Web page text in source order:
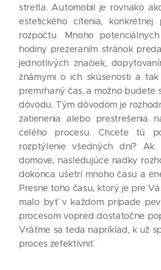
stretla. Automobil je rovnako
estetického cítenia,
rozpočtu. Mnoho
hodiny prezeraním stránok
jednotlivých značiek,
známymi o ich skúsenosti a
premrhaný čas, a možno budete
dôvodu. Tým dôvodom je
zatienenia alebo prestrešenia
celého procesu. Chcete tú
rozptýlenie všedných dní?
domove, nasledujúce riadky
dokonca ušetrí mnoho času a
Presne toho času, ktorý je pre
malo byť v každom prípade
procesom vopred dostatočne
Vráťme sa teda napríklad, k už
proces zefektívniť.